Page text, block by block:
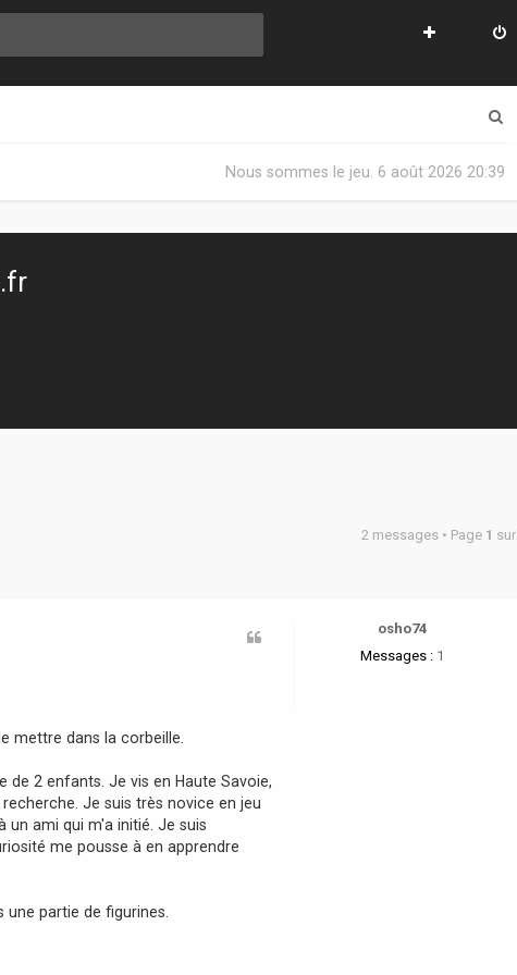
Nous sommes le jeu. 6 août 2026 20:39
2 messages • Page 1 sur
osho74
Messages : 1
mettre dans la corbeille.
de 2 enfants. Je vis en Haute Savoie,
Je suis très novice en jeu
un ami qui m'a initié. Je suis
me pousse à en apprendre
partie de figurines.